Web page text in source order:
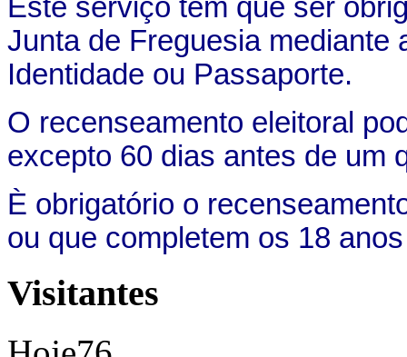
Este serviço tem que ser
Junta de Freguesia mediante
Identidade ou Passaporte.
O recenseamento eleitoral
excepto 60 dias antes de um
È obrigatório o
ou que completem os 18
Visitantes